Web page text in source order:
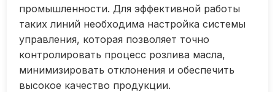
промышленности. Для эффективной работы
таких линий необходима настройка системы
управления, которая позволяет точно
контролировать процесс розлива масла,
минимизировать отклонения и обеспечить
высокое качество продукции.